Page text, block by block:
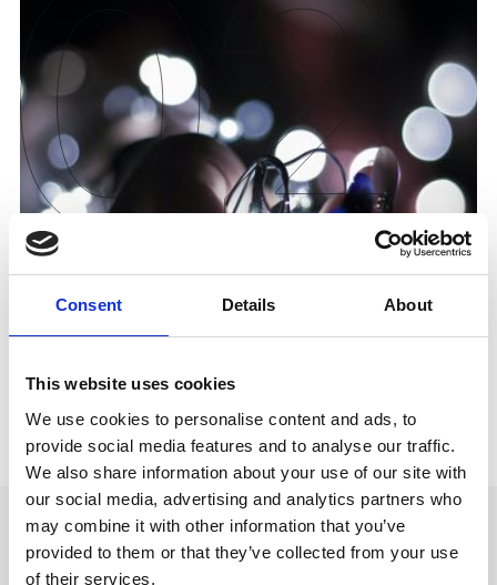
Consent Details About
This website uses cookies
We use cookies to personalise content and ads, to
provide social media features and to analyse our traffic.
We also share information about your use of our site with
our social media, advertising and analytics partners who
may combine it with other information that you’ve
provided to them or that they’ve collected from your use
of their services.
CASOS D'ÚS